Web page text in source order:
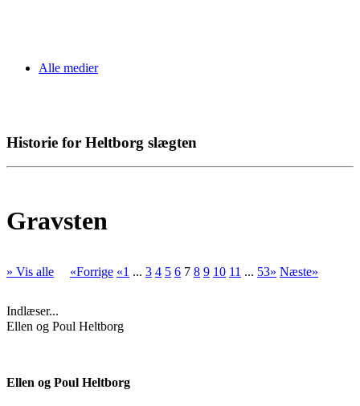
Alle medier
Historie for Heltborg slægten
Gravsten
» Vis alle «Forrige «1 ... 3 4 5 6 7 8 9 10 11 ... 53» Næste»
Indlæser...
Ellen og Poul Heltborg
Ellen og Poul Heltborg